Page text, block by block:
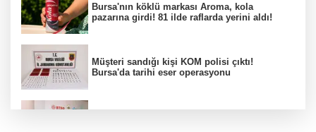
Bursa'nın köklü markası Aroma, kola
pazarına girdi! 81 ilde raflarda yerini aldı!
Müşteri sandığı kişi KOM polisi çıktı!
Bursa'da tarihi eser operasyonu